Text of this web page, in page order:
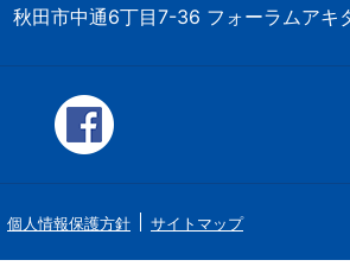
秋田市中通6丁目7-36 フォーラムアキ
個人情報保護方針 サイトマップ